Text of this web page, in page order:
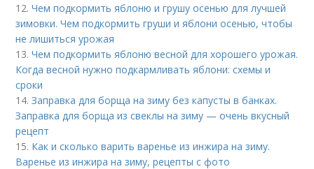
12.Чем подкормить яблоню и грушу осенью для лучшей
зимовки. Чем подкормить груши и яблони осенью, чтобы
не лишиться урожая
13.Чем подкормить яблоню весной для хорошего урожая.
Когда весной нужно подкармливать яблони: схемы и
сроки
14.Заправка для борща на зиму без капусты в банках.
Заправка для борща из свеклы на зиму — очень вкусный
рецепт
15. Как и сколько варить варенье из инжира на зиму.
Варенье из инжира на зиму, рецепты с фото